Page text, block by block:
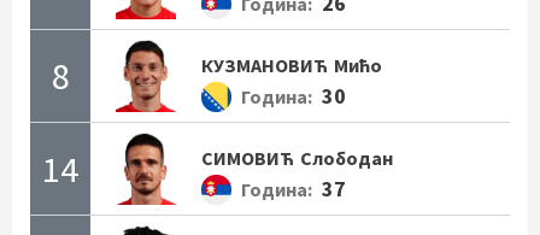
8 КУЗМАНОВИЋ Мићо
Година: 30
14 СИМОВИЋ Слободан
Година: 37